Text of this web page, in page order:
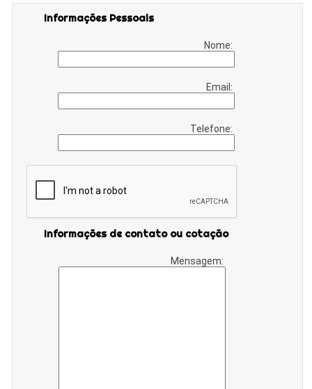
Informações Pessoais
Nome:
Email:
Telefone:
Informações de contato ou cotação
Mensagem: